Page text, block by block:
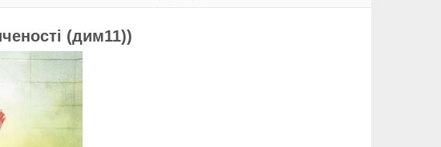
(дим11))